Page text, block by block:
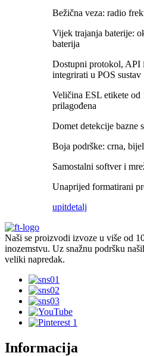
Bežična veza: radio
Vijek trajanja baterije:
baterija
Dostupni protokol, API
integrirati u POS sustav
Veličina ESL etikete od
prilagođena
Domet detekcije bazne
Boja podrške: crna,
Samostalni softver i
Unaprijed formatirani
upitdetalj
Naši se proizvodi izvoze u više od
inozemstvu. Uz snažnu podršku
veliki napredak.
Informacija